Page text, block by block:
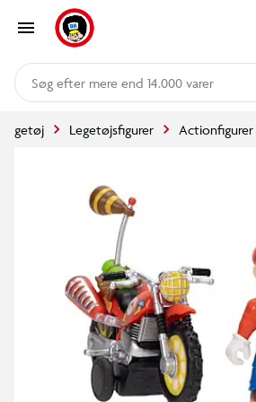
mere end 14.000 varer
Legetøj Legetøjsfigurer Actionfigurer